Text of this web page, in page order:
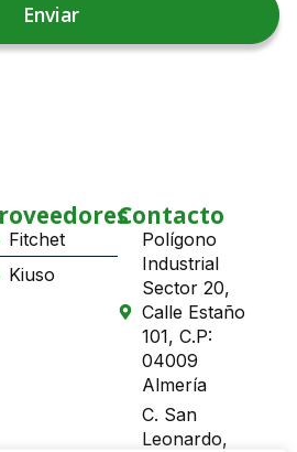
Enviar
Fitchet
Kiuso
Contacto
Polígono
Industrial
Sector 20,
Calle Estaño
101, C.P:
04009
Almería
C. San
Leonardo,